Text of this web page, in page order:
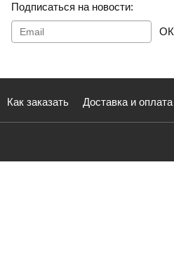
Подписаться на новости:
ОК
Как заказать Доставка и оплата